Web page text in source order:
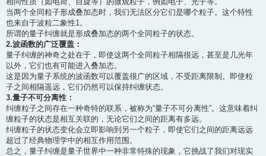
当两个全同粒子形成叠加态时，我们无法区分它们是哪个粒子。这个特性
也来自于波粒二象性1。
所谓的量子纠缠就是形成叠加态的两个全同粒子的状态。
2.波函数的广泛覆盖：
量子纠缠的神奇之处在于，即使这两个全同粒子相隔很远，甚至是几光年
以外，它们也有可能进入叠加态。
这是因为量子系统的波函数可以覆盖很广的区域，不受距离限制。即使粒
子之间相隔遥远，它们仍然可以保持纠缠状态。
3.量子不可分离性：
纠缠粒子之间存在一种奇特的联系，被称为“量子不可分离性”。这意味着纠
缠粒子的状态是相互关联的，无论它们之间的距离有多远。
纠缠粒子的状态变化会立即影响到另一个粒子，即使它们之间的距离远远
超过了经典物理学中的相互作用范围。
总之，量子纠缠是量子世界中一种非常特殊的现象，它挑战了我们对现实